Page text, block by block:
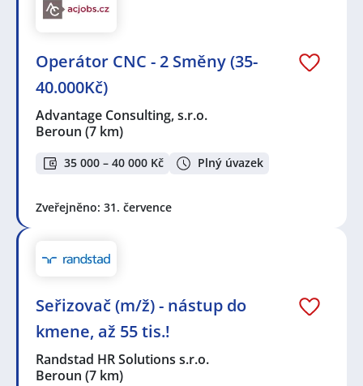
Operátor CNC - 2 Směny (35-
40.000Kč)
Advantage Consulting, s.r.o.
Beroun (7 km)
35 000 – 40 000 Kč Plný úvazek
Zveřejněno: 31. července
Seřizovač (m/ž) - nástup do
kmene, až 55 tis.!
Randstad HR Solutions s.r.o.
Beroun (7 km)